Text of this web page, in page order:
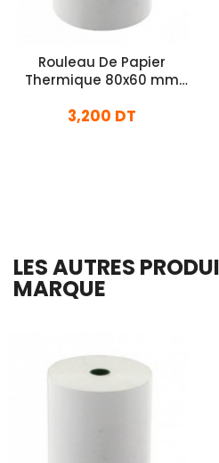
Rouleau De Papier
Thermique 80x60 mm
3,200 DT
LES AUTRES
MARQUE